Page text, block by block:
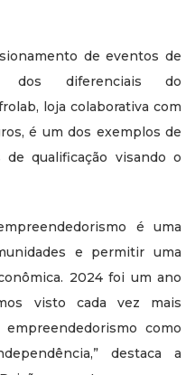
de eventos de
dos diferenciais do
loja colaborativa com
é um dos exemplos de
qualificação visando o
é uma
e permitir uma
2024 foi um ano
visto cada vez mais
como
destaca a